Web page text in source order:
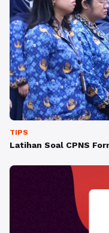
TIPS
Latihan Soal CPNS